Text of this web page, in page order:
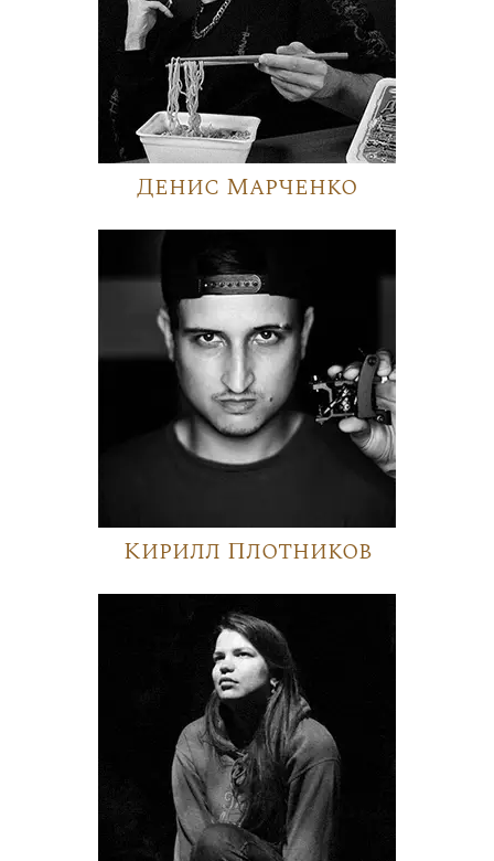
Денис Марченко
Кирилл Плотников